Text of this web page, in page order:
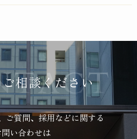
相談ください
ご質問、採用などに関する
い合わせは